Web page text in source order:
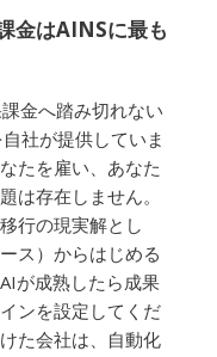
金はAINSに最も
金へ踏み切れない
社が提供していま
たを雇い、あなた
は存在しません。
行の現実解とし
ス）からはじめる
が成熟したら成果
ンを設定してくだ
た会社は、自動化